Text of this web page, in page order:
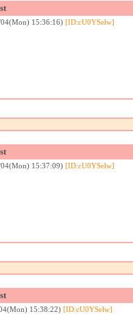
15:36:16) [ID:cU0YSelw]
15:37:09) [ID:cU0YSelw]
15:38:22) [ID:cU0YSelw]